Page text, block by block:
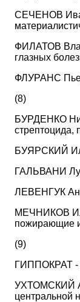
СЕЧЕНОВ
ФИЛАТОВ
глазных
ФЛУРАНС
(8)
БУРДЕНКО
стрептоцида,
БУЯРСКИЙ
ГАЛЬВАНИ
ЛЕВЕНГУК
МЕЧНИКОВ
пожирающие
(9)
ГИППОКРАТ -
УХТОМСКИЙ
центральной